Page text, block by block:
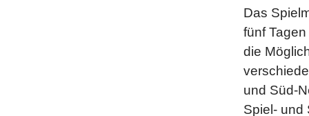
Das
fünf
die
und Süd-
Spiel- und